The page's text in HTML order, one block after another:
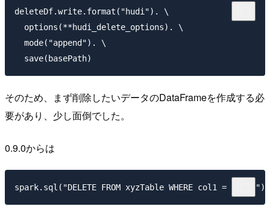
deleteDf.write.format("hudi"). \
  options(**hudi_delete_options). \
  mode("append"). \
そのため、まず削除したいデータのDataFrameを作成する必
要があり、少し面倒でした。
0.9.0からは